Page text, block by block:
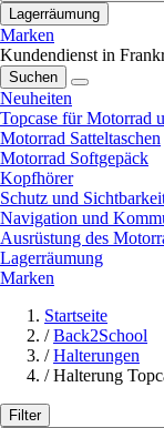
Lagerräumung
Marken
Kundendienst in
Suchen
Neuheiten
Topcase für Motorrad
Motorrad Satteltaschen
Motorrad Softgepäck
Kopfhörer
Schutz und
Navigation und
Ausrüstung des
Lagerräumung
Marken
Startseite
/ Back2School
/ Halterungen
/ Halterung
Filter